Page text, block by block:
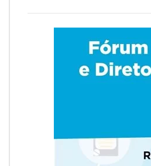
Onde Procurar Ajuda?
Ronaldo Laranjeira recebe prêmio